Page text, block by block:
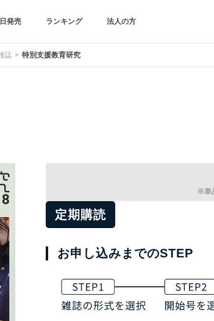
発売 ランキング 法人の方
誌 特別支援教育研究
※単
定期購読
お申し込みまでのSTEP